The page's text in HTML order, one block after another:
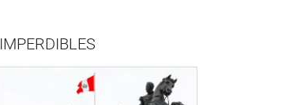
IMPERDIBLES